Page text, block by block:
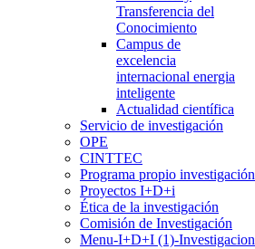
Transferencia del
Conocimiento
Campus de
excelencia
internacional energia
inteligente
Actualidad científica
Servicio de investigación
OPE
CINTTEC
Programa propio investigación
Proyectos I+D+i
Ética de la investigación
Comisión de Investigación
Menu-I+D+I (1)-Investigacion